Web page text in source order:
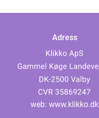
Adress
web: www.klikko.dk